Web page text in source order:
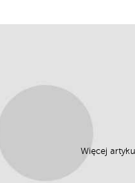
Więcej